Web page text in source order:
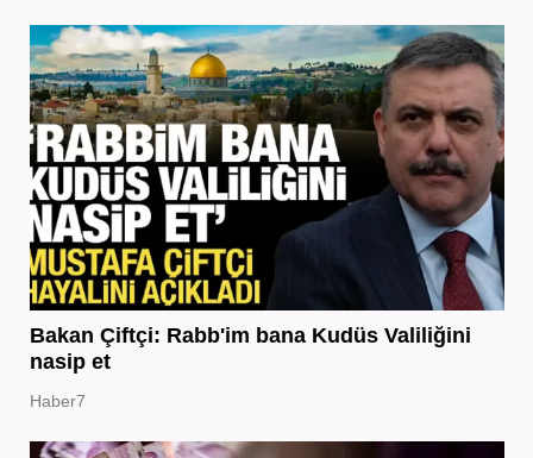
Bakan Çiftçi: Rabb'im bana Kudüs Valiliğini
nasip et
Haber7